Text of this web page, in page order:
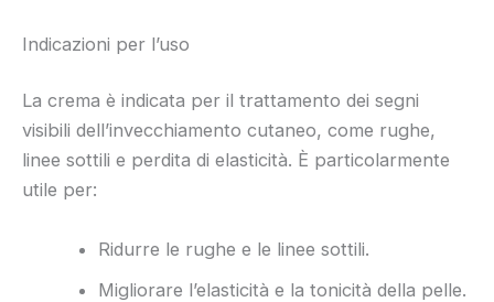
Indicazioni per l’uso
La crema è indicata per il trattamento dei segni
visibili dell’invecchiamento cutaneo, come rughe,
linee sottili e perdita di elasticità. È particolarmente
utile per:
Ridurre le rughe e le linee sottili.
Migliorare l’elasticità e la tonicità della pelle.